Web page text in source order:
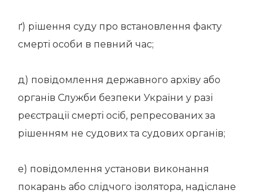
ґ) рішення суду про встановлення факту
смерті особи в певний час;
д) повідомлення державного архіву або
органів Служби безпеки України у разі
реєстрації смерті осіб, репресованих за
рішенням не судових та судових органів;
е) повідомлення установи виконання
покарань або слідчого ізолятора, надіслане